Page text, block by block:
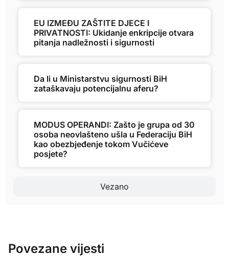
Vezano
EU IZMEĐU ZAŠTITE DJECE I
PRIVATNOSTI: Ukidanje enkripcije otvara
pitanja nadležnosti i sigurnosti
Da li u Ministarstvu sigurnosti BiH
zataškavaju potencijalnu aferu?
MODUS OPERANDI: Zašto je grupa od 30
osoba neovlašteno ušla u Federaciju BiH
kao obezbjeđenje tokom Vučićeve
posjete?
Povezane vijesti